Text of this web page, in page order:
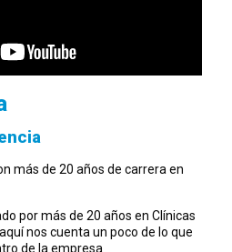
más de 20 años de carrera en
por más de 20 años en Clínicas
nos cuenta un poco de lo que
de la empresa